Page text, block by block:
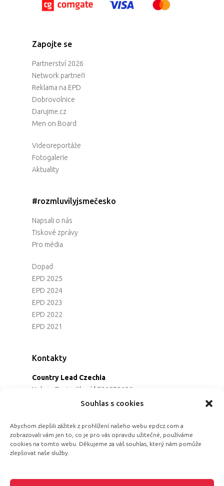
Souhlas s cookies
Abychom zlepšili zážitek z prohlížení našeho webu epdcz.com a
zobrazovali vám jen to, co je pro vás opravdu užitečné, používáme
cookies na tomto webu. Děkujeme za váš souhlas, který nám pomůže
zlepšovat naše služby.
Zapojte se
Partnerství 2026
Network partneři
Reklama na EPD
Dobrovolnice
Darujme.cz
Men on Board
Videoreportáže
Fotogalerie
Aktuality
#rozmluvilyjsmečesko
Napsali o nás
Tiskové zprávy
Pro média
Dopad
EPD 2025
EPD 2024
EPD 2023
EPD 2022
EPD 2021
Kontakty
Country Lead Czechia
Helena Dreiseitlová | 731970136
Koordinátorka projektu
Programová ředitelka
Jana Černoušková |607782535
Partnerství & fundraising